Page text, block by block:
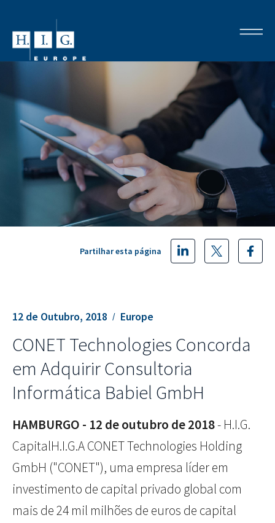
12 de Outubro, 2018 Europe
Partilhar esta página
CONET Technologies Concorda
em Adquirir Consultoria
Informática Babiel GmbH
HAMBURGO - 12 de outubro de 2018- H.I.G.
CapitalH.I.G.A CONET Technologies Holding
GmbH ("CONET"), uma empresa líder em
investimento de capital privado global com
mais de 24 mil milhões de euros de capital